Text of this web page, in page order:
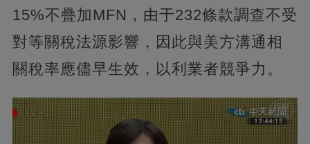
15%不疊加MFN，由于232條款調查不受
對等關稅法源影響，因此與美方溝通相
關稅率應儘早生效，以利業者競爭力。